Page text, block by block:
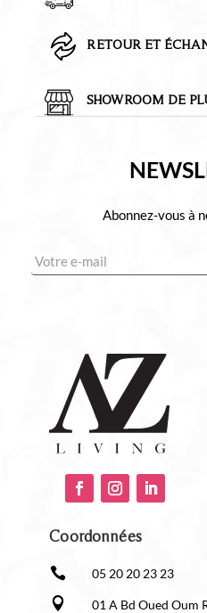
RETOUR ET
SHOWROOM DE
Abonnez-vous à
Coordonnées
 05 20 20 23 23

01 A Bd Oued Oum